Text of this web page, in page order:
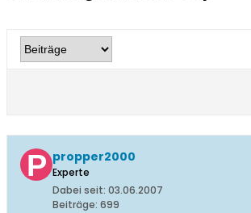
propper2000
Experte
Dabei seit: 03.06.2007
Beiträge: 699